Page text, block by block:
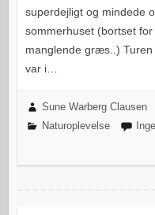
superdejligt og mindede
sommerhuset (bortset
manglende græs..)
var i…
Sune Warberg Clausen
Naturoplevelse